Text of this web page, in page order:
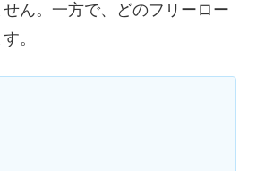
ん。一方で、どのフリーロー
。